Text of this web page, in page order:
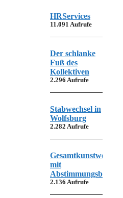
HRServices
11.091 Aufrufe
Der schlanke
Fuß des
Kollektiven
2.296 Aufrufe
Stabwechsel in
Wolfsburg
2.282 Aufrufe
Gesamtkunstwerk
mit
Abstimmungsbedarf
2.136 Aufrufe